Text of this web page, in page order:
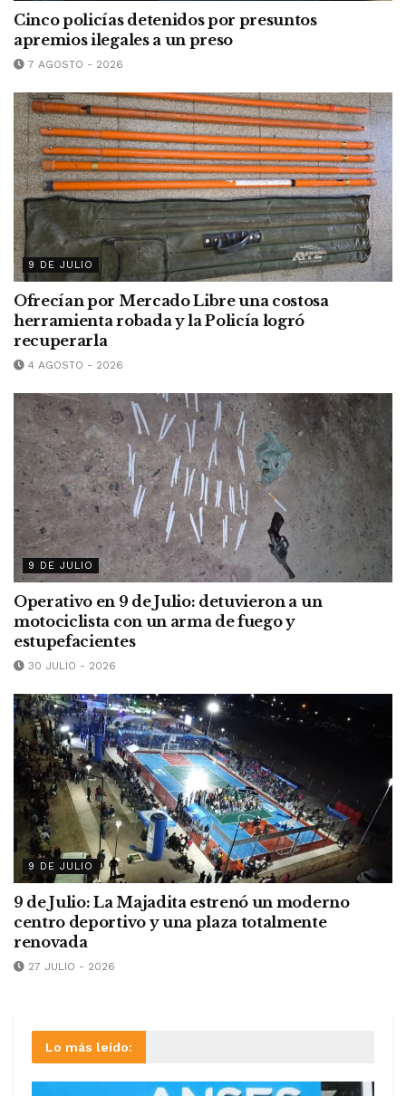
Cinco policías detenidos por presuntos
apremios ilegales a un preso
7 AGOSTO - 2026
9 DE JULIO
Ofrecían por Mercado Libre una costosa
herramienta robada y la Policía logró
recuperarla
4 AGOSTO - 2026
9 DE JULIO
Operativo en 9 de Julio: detuvieron a un
motociclista con un arma de fuego y
estupefacientes
30 JULIO - 2026
9 DE JULIO
9 de Julio: La Majadita estrenó un moderno
centro deportivo y una plaza totalmente
renovada
27 JULIO - 2026
Lo más leído: